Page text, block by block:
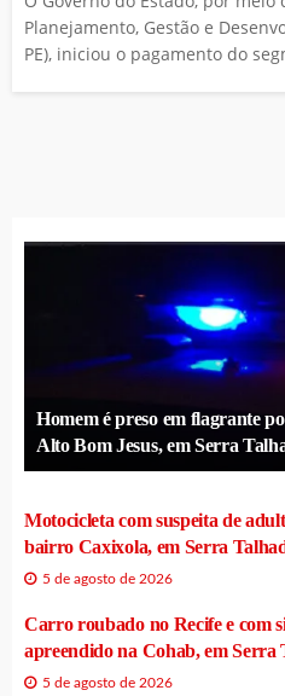
Planejamento, Gestão e
PE), iniciou o pagamento do
Homem é preso em flagrante
Alto Bom Jesus, em Serra
Motocicleta com suspeita de
bairro Caxixola, em Serra
5 de agosto de 2026
Carro roubado no Recife e com
apreendido na Cohab, em Serra
5 de agosto de 2026